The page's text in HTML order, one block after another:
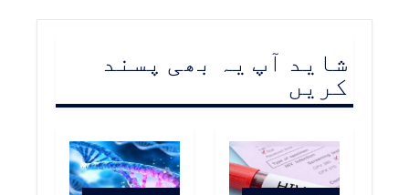
شاید آپ یہ بھی پسند
کریں